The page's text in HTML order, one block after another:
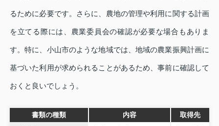
るために必要です。さらに、農地の管理や利用に関する計画
を立てる際には、農業委員会の確認が必要な場合もありま
す。特に、小山市のような地域では、地域の農業振興計画に
基づいた利用が求められることがあるため、事前に確認して
おくと良いでしょう。
書類の種類 内容 取得先